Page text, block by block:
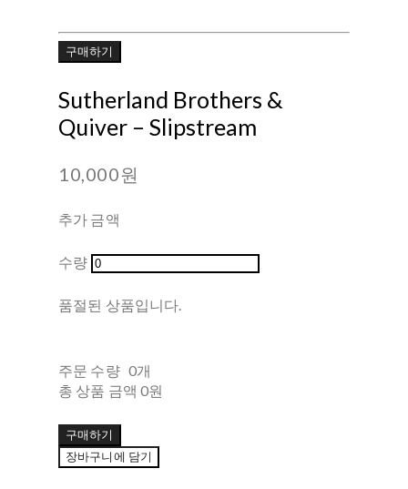
구매하기
Sutherland Brothers &
Quiver – Slipstream
10,000원
추가 금액
수량
품절된 상품입니다.
주문 수량 0개
총 상품 금액 0원
구매하기
장바구니에 담기